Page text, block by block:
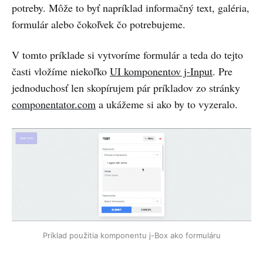
potreby. Môže to byť napríklad informačný text, galéria,
formulár alebo čokoľvek čo potrebujeme.
V tomto príklade si vytvoríme formulár a teda do tejto
časti vložíme niekoľko UI komponentov j-Input. Pre
jednoduchosť len skopírujem pár príkladov zo stránky
componentator.com a ukážeme si ako by to vyzeralo.
Príklad použitia komponentu j-Box ako formuláru